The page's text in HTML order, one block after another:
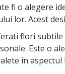
fi o alegere
lor. Acest
flori
Este o
in aspectul